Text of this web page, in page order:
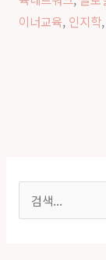
이너교육, 인지학,